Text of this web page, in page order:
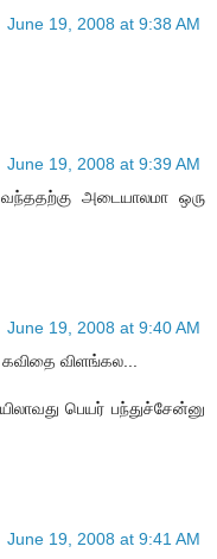
June 19, 2008 at 9:38 AM
June 19, 2008 at 9:39 AM
வந்ததற்கு அடையாலமா ஒரு
June 19, 2008 at 9:40 AM
விளங்கல...
பெயர் பந்துச்சேன்னு
June 19, 2008 at 9:41 AM